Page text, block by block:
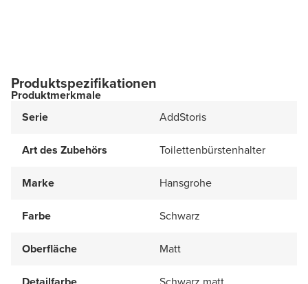
Produktspezifikationen
Produktmerkmale
Serie
AddStoris
Art des Zubehörs Toilettenbürstenhalter
Marke Hansgrohe
Farbe Schwarz
Oberfläche Matt